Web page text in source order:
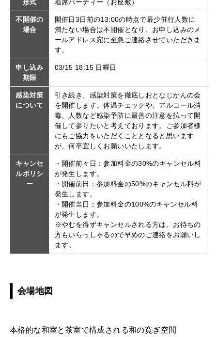
形式 着席パーティー（お座敷）
不開催の
場合
開催日3日前の13:00の時点で最少催行人数に
満たない場合は不開催となり、お申し込みのメ
ールアドレス宛に至急ご連絡させていただきま
す。
申し込み
期限
03/15 18:15 日曜日
感染対策
について
引き続き、感染対策を徹底しおとなじかんの会
を開催します。体温チェックや、アルコール消
毒、人数など感染予防に最善の注意を払って開
催して参りたいと考えております。ご参加者様
にもご協力をいただくこととなると思います
が、何卒宜しくお願いいたします。
キャンセ
ルポリシ
ー
・開催前々日：参加料金の30%のキャンセル料
が発生します。
・開催前日：参加料金の50%のキャンセル料が
発生します。
・開催当日：参加料金の100%のキャンセル料
が発生します。
※やむを得ずキャンセルされる方は、お待ちの
方もいらっしゃるので早めのご連絡をお願いし
ます。
会場地図
本格的な和室と茶室で構成される和の寛ぎ空間